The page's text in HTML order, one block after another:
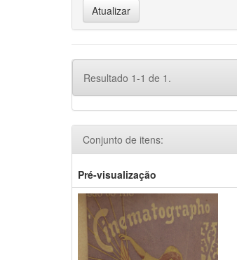
Resultado 1-1 de 1.
Conjunto de itens:
Pré-visualização